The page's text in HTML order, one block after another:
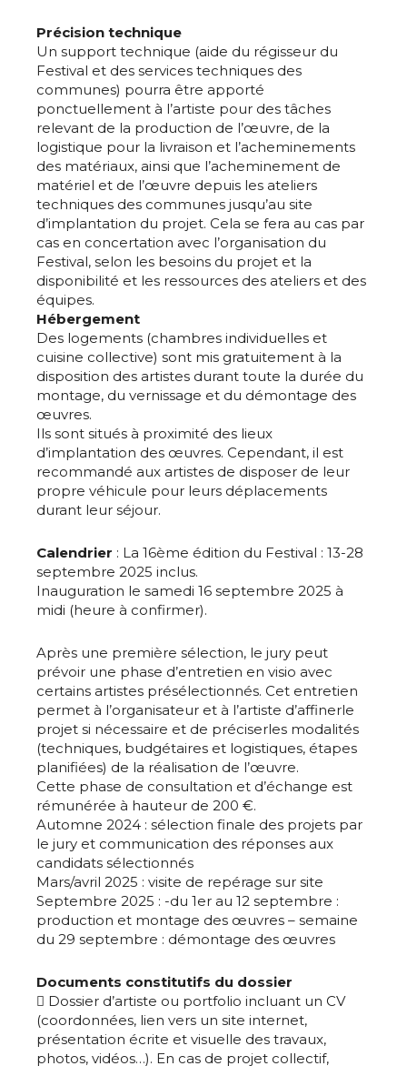
Précision technique
Un support technique (aide du régisseur du
Festival et des services techniques des
communes) pourra être apporté
ponctuellement à l’artiste pour des tâches
relevant de la production de l’œuvre, de la
logistique pour la livraison et l’acheminements
des matériaux, ainsi que l’acheminement de
matériel et de l’œuvre depuis les ateliers
techniques des communes jusqu’au site
d’implantation du projet. Cela se fera au cas par
cas en concertation avec l’organisation du
Festival, selon les besoins du projet et la
disponibilité et les ressources des ateliers et des
équipes.
Hébergement
Des logements (chambres individuelles et
cuisine collective) sont mis gratuitement à la
disposition des artistes durant toute la durée du
montage, du vernissage et du démontage des
œuvres.
Ils sont situés à proximité des lieux
d’implantation des œuvres. Cependant, il est
recommandé aux artistes de disposer de leur
propre véhicule pour leurs déplacements
durant leur séjour.
Calendrier : La 16ème édition du Festival : 13-28
septembre 2025 inclus.
Inauguration le samedi 16 septembre 2025 à
midi (heure à confirmer).
Après une première sélection, le jury peut
prévoir une phase d’entretien en visio avec
certains artistes présélectionnés. Cet entretien
permet à l’organisateur et à l’artiste d’affinerle
projet si nécessaire et de préciserles modalités
(techniques, budgétaires et logistiques, étapes
planifiées) de la réalisation de l’œuvre.
Cette phase de consultation et d’échange est
rémunérée à hauteur de 200 €.
Automne 2024 : sélection finale des projets par
le jury et communication des réponses aux
candidats sélectionnés
Mars/avril 2025 : visite de repérage sur site
Septembre 2025 : -du 1er au 12 septembre :
production et montage des œuvres – semaine
du 29 septembre : démontage des œuvres
Documents constitutifs du dossier
 Dossier d’artiste ou portfolio incluant un CV
(coordonnées, lien vers un site internet,
présentation écrite et visuelle des travaux,
photos, vidéos…). En cas de projet collectif,